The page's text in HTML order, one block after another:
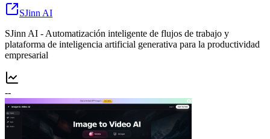
SJinn AI
SJinn AI - Automatización inteligente de flujos de trabajo y
plataforma de inteligencia artificial generativa para la productividad
empresarial
--